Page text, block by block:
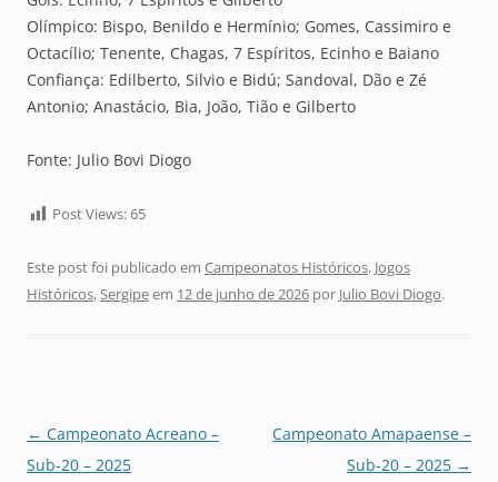
Olímpico: Bispo, Benildo e Hermínio; Gomes, Cassimiro e
Octacílio; Tenente, Chagas, 7 Espíritos, Ecinho e Baiano
Confiança: Edilberto, Silvio e Bidú; Sandoval, Dão e Zé
Antonio; Anastácio, Bia, João, Tião e Gilberto
Fonte: Julio Bovi Diogo
Post Views:65
Este post foi publicado em Campeonatos Históricos, Jogos
Históricos,Sergipeem 12 de junho de 2026 por Julio Bovi Diogo.
Navegação
de
← Campeonato Acreano –
Sub-20 – 2025
Campeonato Amapaense –
Sub-20 – 2025 →